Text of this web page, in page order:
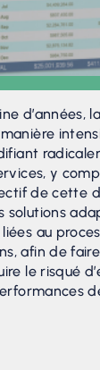
d’années,
y
de cette
solutions
au
afin de
le risqué